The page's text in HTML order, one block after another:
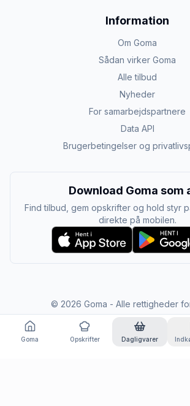
Information
Om Goma
Sådan virker Goma
Alle tilbud
Nyheder
For samarbejdspartnere
Data API
Brugerbetingelser og
Download Goma som
Find tilbud, gem opskrifter og hold styr
direkte på mobilen.
© 2026 Goma - Alle rettigheder
Goma Opskrifter Dagligvarer